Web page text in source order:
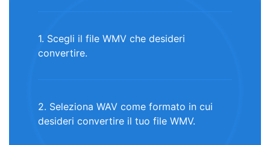
1. Scegli il file WMV che desideri
convertire.
2. Seleziona WAV come formato in cui
desideri convertire il tuo file WMV.